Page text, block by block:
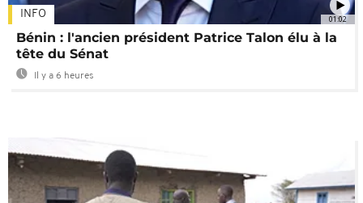
01:02
INFO
Bénin : l'ancien président Patrice Talon élu à la
tête du Sénat
Il y a 6 heures